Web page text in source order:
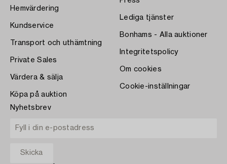
Hemvärdering
Kundservice
Transport och uthämtning
Private Sales
Värdera & sälja
Köpa på auktion
Lediga tjänster
Bonhams - Alla auktioner
Integritetspolicy
Om cookies
Cookie-inställningar
Nyhetsbrev